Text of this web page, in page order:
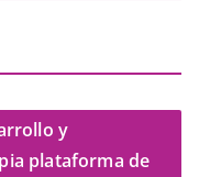
y
plataforma de